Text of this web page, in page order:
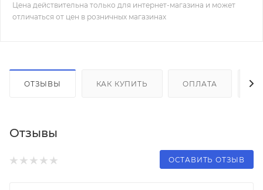
Цена действительна только для интернет-магазина и может
отличаться от цен в розничных магазинах
ОТЗЫВЫ КАК КУПИТЬ ОПЛАТА
Отзывы
ОСТАВИТЬ ОТЗЫВ